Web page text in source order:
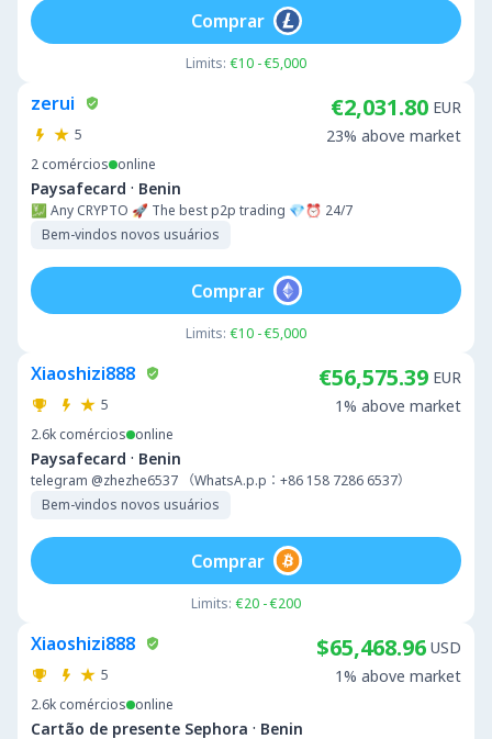
Limits: €10 - €5,000
Comprar
zerui
5
2 comércios online
Paysafecard · Benin
💹 Any CRYPTO 🚀 The best p2p trading 💎⏰ 24/7
Bem-vindos novos usuários
€2,031.80 EUR
23% above market
Limits: €10 - €5,000
Comprar
Xiaoshizi888
5
2.6k comércios online
Paysafecard · Benin
telegram @zhezhe6537 （WhatsA.p.p：+86 158 7286 6537）
Bem-vindos novos usuários
€56,575.39 EUR
1% above market
Limits: €20 - €200
Comprar
Xiaoshizi888
5
2.6k comércios online
Cartão de presente Sephora · Benin
$65,468.96 USD
1% above market